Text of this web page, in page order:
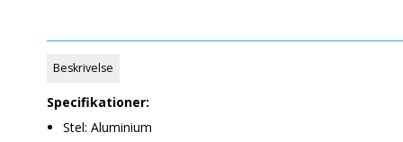
Beskrivelse
Specifikationer:
Stel: Aluminium